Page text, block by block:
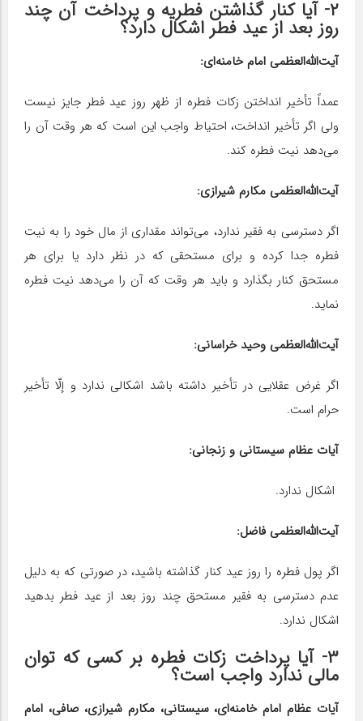
۲- آیا کنار گذاشتن فطریه و پرداخت آن چند
روز بعد از عید فطر اشکال دارد؟
آیت‌الله‌العظمی امام خامنه‌ای:
عمداً تأخیر انداختن زکات فطره از ظهر روز عید فطر جایز نیست
ولی اگر تأخیر انداخت، احتیاط واجب این است که هر وقت آن را
می‌دهد نیت فطره کند.
آیت‌الله‌العظمی مکارم شیرازی:
اگر دسترسى به فقیر ندارد، مى‌‌تواند مقدارى از مال خود را به نیت
فطره جدا کرده و براى مستحقى که در نظر دارد یا براى هر
مستحق کنار بگذارد و باید هر وقت که آن را مى‌دهد نیت فطره
نماید.
آیت‌الله‌العظمی وحید خراسانی:
اگر غرض عقلایی در تأخیر داشته باشد اشکالی ندارد و إلّا تأخیر
حرام است.
آیات‌ عظام سیستانی و زنجانی:
اشکال ندارد.
آیت‌الله‌العظمی فاضل:
اگر پول فطره را روز عید کنار گذاشته باشید، در صورتی که به دلیل
عدم دسترسی به فقیر مستحق چند روز بعد از عید فطر بدهید
اشکال ندارد.
۳- آیا پرداخت زکات فطره بر کسی که توان
مالی ندارد واجب است؟
آیات عظام امام خامنه‌ای، سیستانی، مکارم شیرازی، صافی، امام